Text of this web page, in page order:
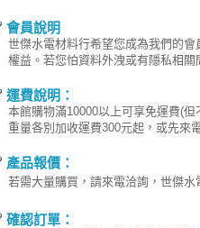
會員說明
世傑水電材料行希望您成為我們的
權益。若您怕資料外洩或有隱私相
運費說明：
本館購物滿10000以上可享免運費(
重量各別加收運費300元起，或先來
產品報價：
若需大量購買，請來電洽詢，世傑
確認訂單：